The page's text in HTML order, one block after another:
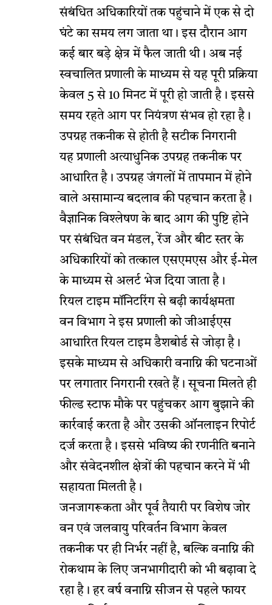
संबंधित अधिकारियों तक पहुंचाने में एक से दो
घंटे का समय लग जाता था। इस दौरान आग
कई बार बड़े क्षेत्र में फैल जाती थी। अब नई
स्वचालित प्रणाली के माध्यम से यह पूरी प्रक्रिया
केवल 5 से 10 मिनट में पूरी हो जाती है। इससे
समय रहते आग पर नियंत्रण संभव हो रहा है।
उपग्रह तकनीक से होती है सटीक निगरानी
यह प्रणाली अत्याधुनिक उपग्रह तकनीक पर
आधारित है। उपग्रह जंगलों में तापमान में होने
वाले असामान्य बदलाव की पहचान करता है।
वैज्ञानिक विश्लेषण के बाद आग की पुष्टि होने
पर संबंधित वन मंडल, रेंज और बीट स्तर के
अधिकारियों को तत्काल एसएमएस और ई-मेल
के माध्यम से अलर्ट भेज दिया जाता है।
रियल टाइम मॉनिटरिंग से बढ़ी कार्यक्षमता
वन विभाग ने इस प्रणाली को जीआईएस
आधारित रियल टाइम डैशबोर्ड से जोड़ा है।
इसके माध्यम से अधिकारी वनाग्नि की घटनाओं
पर लगातार निगरानी रखते हैं। सूचना मिलते ही
फील्ड स्टाफ मौके पर पहुंचकर आग बुझाने की
कार्रवाई करता है और उसकी ऑनलाइन रिपोर्ट
दर्ज करता है। इससे भविष्य की रणनीति बनाने
और संवेदनशील क्षेत्रों की पहचान करने में भी
सहायता मिलती है।
जनजागरूकता और पूर्व तैयारी पर विशेष जोर
वन एवं जलवायु परिवर्तन विभाग केवल
तकनीक पर ही निर्भर नहीं है, बल्कि वनाग्नि की
रोकथाम के लिए जनभागीदारी को भी बढ़ावा दे
रहा है। हर वर्ष वनाग्नि सीजन से पहले फायर